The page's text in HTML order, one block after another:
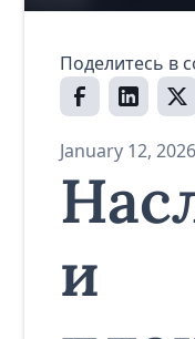
Поделитесь в
January 12, 2026
и